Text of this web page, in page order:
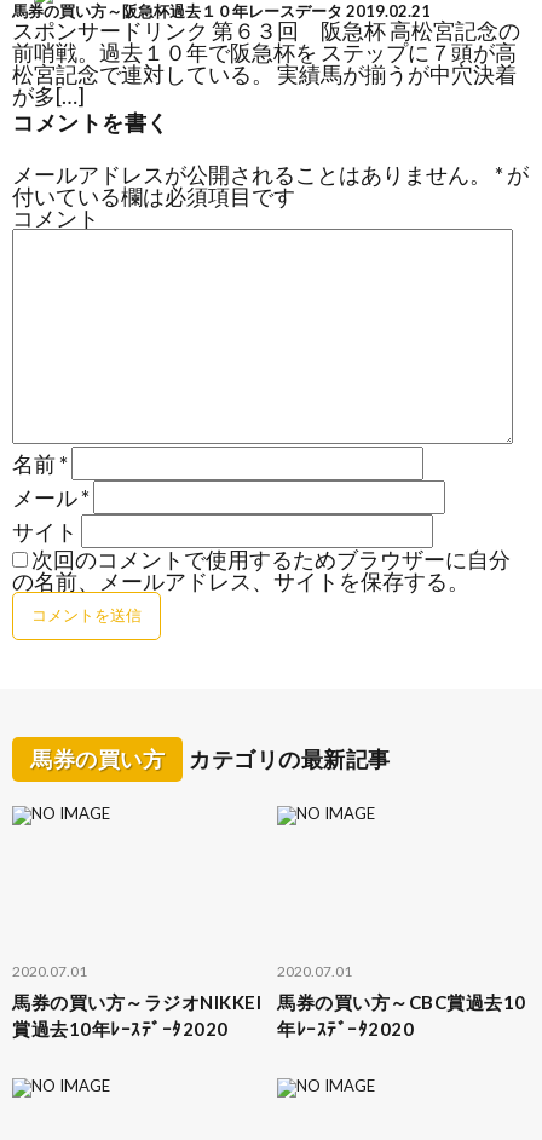
馬券の買い方～阪急杯過去１０年レースデータ 2019.02.21
スポンサードリンク 第６３回 阪急杯 高松宮記念の
前哨戦。過去１０年で阪急杯を ステップに７頭が高
松宮記念で連対している。 実績馬が揃うが中穴決着
が多[…]
コメントを書く
メールアドレスが公開されることはありません。
* が
付いている欄は必須項目です
コメント
名前*
メール*
サイト
次回のコメントで使用するためブラウザーに自分
の名前、メールアドレス、サイトを保存する。
馬券の買い方 カテゴリの最新記事
2020.07.01
馬券の買い方～ラジオNIKKEI
賞過去10年ﾚｰｽﾃﾞｰﾀ2020
2020.07.01
馬券の買い方～CBC賞過去10
年ﾚｰｽﾃﾞｰﾀ2020